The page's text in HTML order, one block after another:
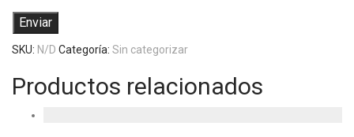
SKU: N/D Categoría: Sin categorizar
Productos relacionados